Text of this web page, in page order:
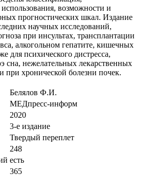
возможности и
прогностических шкал. Издание
научных исследований,
при инсультах, трансплантации
алкогольном гепатите, кишечных
для психического дистресса,
сна, нежелательных лекарственных
при хронической болезни почек.
Белялов Ф.И.
МЕДпресс-информ
2020
3-е издание
Твердый переплет
248
есть
365